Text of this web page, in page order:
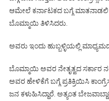
ಆಮೇಲೆ ಕರ್ನಾಟಕದ ಬಗ್ಗೆ
ಬೊಮ್ಮಾಯಿ ತಿಳಿಸಿದರು.
ಅವರು ಇಂದು ಹುಬ್ಬಳ್ಳಿಯಲ್ಲಿ
ಬೊಮ್ಮಾಯಿ ಅವರ ನೇತೃತ್ವದ ಸರ್ಕಾರ
ಅವರ ಹೇಳಿಕೆಗೆ ಬಗ್ಗೆ ಪ್ರತಿಕ್ರಿಯಿಸಿ
ಜನ ಕಳುಹಿಸಿದ್ದಾರೆ. ಅತ್ಯಂತ